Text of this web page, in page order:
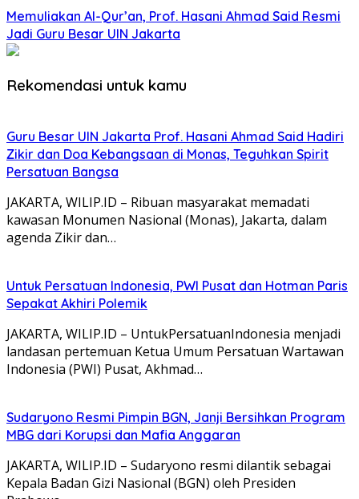
Memuliakan Al-Qur’an, Prof. Hasani Ahmad Said Resmi
Jadi Guru Besar UIN Jakarta
Rekomendasi untuk kamu
Guru Besar UIN Jakarta Prof. Hasani Ahmad Said Hadiri
Zikir dan Doa Kebangsaan di Monas, Teguhkan Spirit
Persatuan Bangsa
JAKARTA, WILIP.ID – Ribuan masyarakat memadati
kawasan Monumen Nasional (Monas), Jakarta, dalam
agenda Zikir dan…
Untuk Persatuan Indonesia, PWI Pusat dan Hotman Paris
Sepakat Akhiri Polemik
JAKARTA, WILIP.ID – UntukPersatuanIndonesia menjadi
landasan pertemuan Ketua Umum Persatuan Wartawan
Indonesia (PWI) Pusat, Akhmad…
Sudaryono Resmi Pimpin BGN, Janji Bersihkan Program
MBG dari Korupsi dan Mafia Anggaran
JAKARTA, WILIP.ID – Sudaryono resmi dilantik sebagai
Kepala Badan Gizi Nasional (BGN) oleh Presiden